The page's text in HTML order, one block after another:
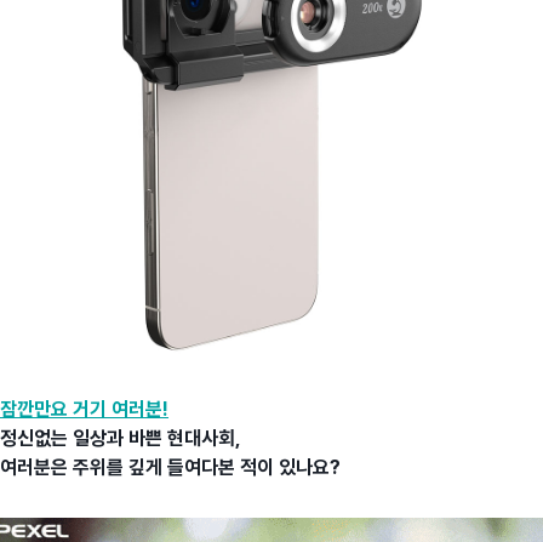
잠깐만요 거기 여러분!
정신없는 일상과 바쁜 현대사회,
여러분은 주위를 깊게 들여다본 적이 있나요?